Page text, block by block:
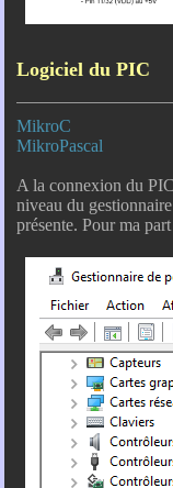
Logiciel du PIC
MikroC
MikroPascal
A la connexion du
niveau du
présente. Pour ma